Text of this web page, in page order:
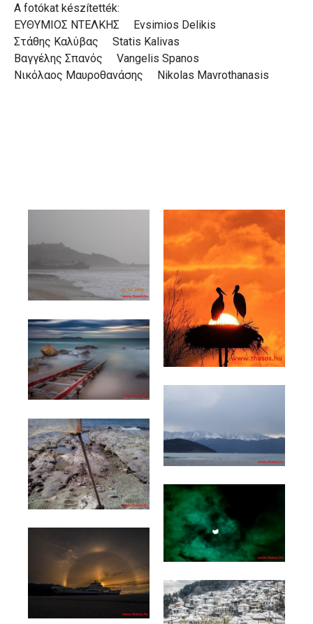
A fotókat készítették:
ΕΥΘΥΜΙΟΣ ΝΤΕΛΚΗΣ Evsimios Delikis
Στάθης Καλύβας Statis Kalivas
Βαγγέλης Σπανός Vangelis Spanos
Νικόλαος Μαυροθανάσης Nikolas Mavrothanasis